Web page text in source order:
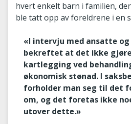
hvert enkelt barn i familien,
ble tatt opp av foreldrene i en
«I intervju med ansatte
bekreftet at det ikke
kartlegging ved
økonomisk stønad. I
forholder man seg til det
om, og det foretas ikke
utover dette.»